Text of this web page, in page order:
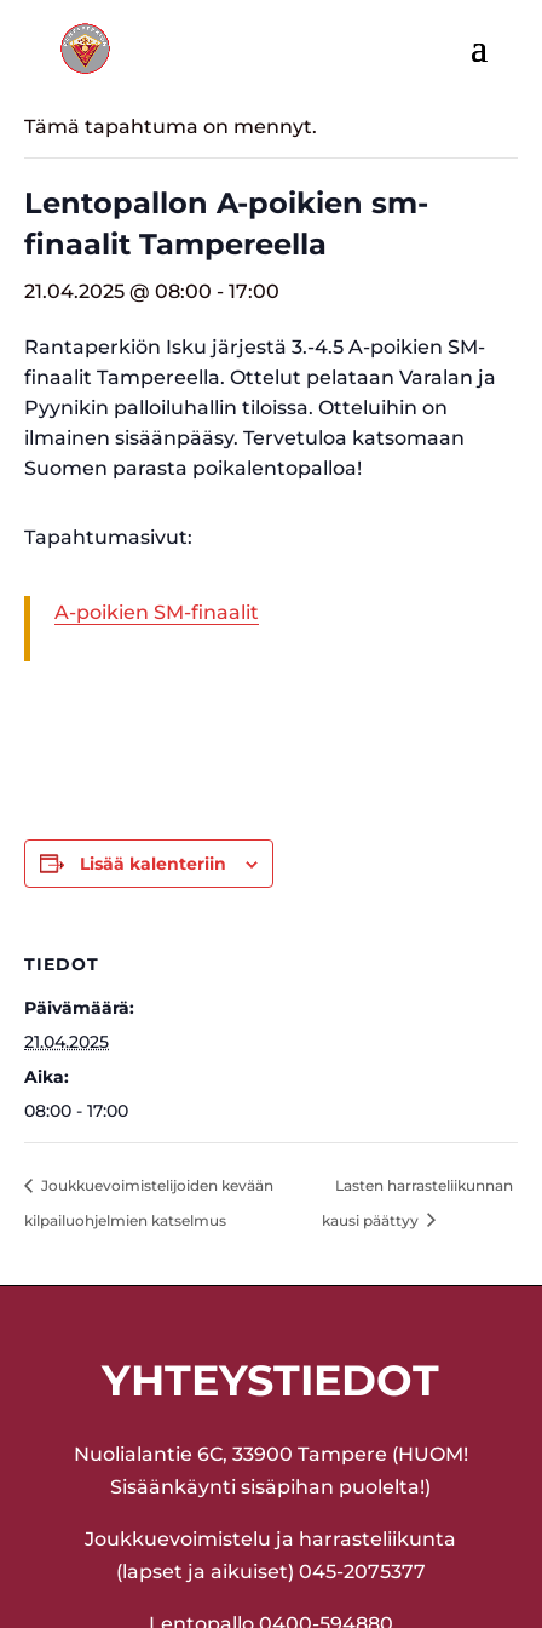
« Kaikki Tapahtumat
Tämä tapahtuma on mennyt.
Lentopallon A-poikien sm-
finaalit Tampereella
21.04.2025 @ 08:00 - 17:00
Rantaperkiön Isku järjestä 3.-4.5 A-poikien SM-
finaalit Tampereella. Ottelut pelataan Varalan ja
Pyynikin palloiluhallin tiloissa. Otteluihin on
ilmainen sisäänpääsy. Tervetuloa katsomaan
Suomen parasta poikalentopalloa!
Tapahtumasivut:
A-poikien SM-finaalit
Lisää kalenteriin
TIEDOT
Päivämäärä:
21.04.2025
Aika:
08:00 - 17:00
Joukkuevoimistelijoiden kevään
kilpailuohjelmien katselmus
Lasten harrasteliikunnan
kausi päättyy
YHTEYSTIEDOT
Nuolialantie 6C, 33900 Tampere (HUOM!
Sisäänkäynti sisäpihan puolelta!)
Joukkuevoimistelu ja harrasteliikunta
(lapset ja aikuiset) 045-2075377
Lentopallo 0400-594880